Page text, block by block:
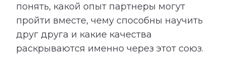
понять, какой опыт партнеры могут
пройти вместе, чему способны научить
друг друга и какие качества
раскрываются именно через этот союз.